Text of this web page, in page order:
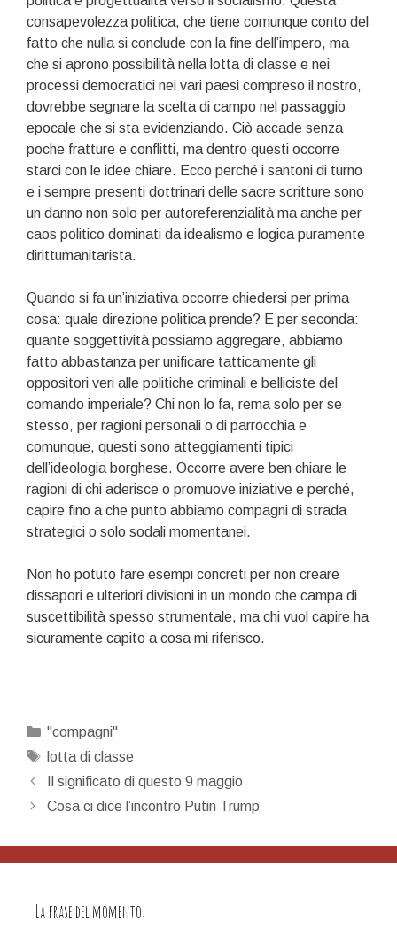
consapevolezza politica, che tiene comunque conto del
fatto che nulla si conclude con la fine dell’impero, ma
che si aprono possibilità nella lotta di classe e nei
processi democratici nei vari paesi compreso il nostro,
dovrebbe segnare la scelta di campo nel passaggio
epocale che si sta evidenziando. Ciò accade senza
poche fratture e conflitti, ma dentro questi occorre
starci con le idee chiare. Ecco perché i santoni di turno
e i sempre presenti dottrinari delle sacre scritture sono
un danno non solo per autoreferenzialità ma anche per
caos politico dominati da idealismo e logica puramente
dirittumanitarista.
Quando si fa un’iniziativa occorre chiedersi per prima
cosa: quale direzione politica prende? E per seconda:
quante soggettività possiamo aggregare, abbiamo
fatto abbastanza per unificare tatticamente gli
oppositori veri alle politiche criminali e belliciste del
comando imperiale? Chi non lo fa, rema solo per se
stesso, per ragioni personali o di parrocchia e
comunque, questi sono atteggiamenti tipici
dell’ideologia borghese. Occorre avere ben chiare le
ragioni di chi aderisce o promuove iniziative e perché,
capire fino a che punto abbiamo compagni di strada
strategici o solo sodali momentanei.
Non ho potuto fare esempi concreti per non creare
dissapori e ulteriori divisioni in un mondo che campa di
suscettibilità spesso strumentale, ma chi vuol capire ha
sicuramente capito a cosa mi riferisco.
Categorie
"compagni"
Tag
lotta di classe
Navigazione
articolo
Il significato di questo 9 maggio
Cosa ci dice l’incontro Putin Trump
La frase del momento: